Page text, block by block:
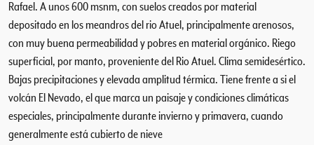
d
a
d
Rafael. A unos 600 msnm, con suelos creados por material
depositado en los meandros del rio Atuel, principalmente arenosos,
con muy buena permeabilidad y pobres en material orgánico. Riego
superficial, por manto, proveniente del Rio Atuel. Clima semidesértico.
Bajas precipitaciones y elevada amplitud térmica. Tiene frente a si el
volcán El Nevado, el que marca un paisaje y condiciones climáticas
especiales, principalmente durante invierno y primavera, cuando
generalmente está cubierto de nieve